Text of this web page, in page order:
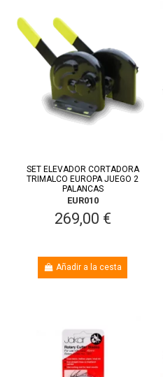
SET ELEVADOR CORTADORA
TRIMALCO EUROPA JUEGO 2
PALANCAS
EUR010
269,00 €
Añadir a la cesta